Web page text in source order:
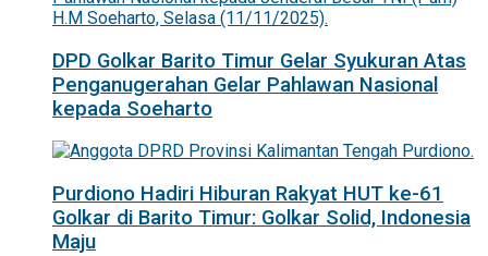
DPD Golkar Barito Timur Gelar Syukuran Atas
Penganugerahan Gelar Pahlawan Nasional
kepada Soeharto
Purdiono Hadiri Hiburan Rakyat HUT ke-61
Golkar di Barito Timur: Golkar Solid, Indonesia
Maju